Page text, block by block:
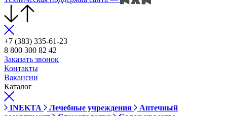
+7 (383) 335-61-23
8 800 300 82 42
Заказать звонок
Контакты
Вакансии
Каталог
INEKTA Лечебные учреждения
Аптечный